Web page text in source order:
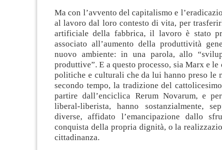
Ma con l’avvento del capitalismo e
al lavoro dal loro contesto di vita, per
artificiale della fabbrica, il lavoro è stato
associato all’aumento della produttività
nuovo ambiente: in una parola, allo
produttive”. E a questo processo, sia Marx e
politiche e culturali che da lui hanno preso le
secondo tempo, la tradizione del
partire dall’enciclica Rerum Novarum, e
liberal-liberista, hanno sostanzialmente,
diverse, affidato l’emancipazione dallo
conquista della propria dignità, o la
cittadinanza.